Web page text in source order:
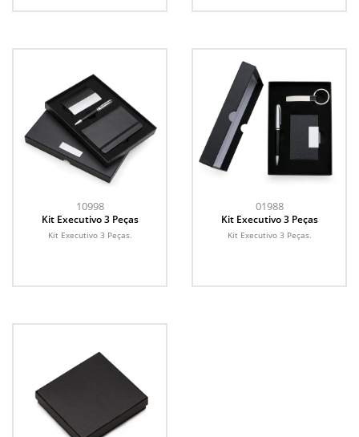
10998
Kit Executivo 3 Peças
Kit Executivo 3 Peças.
01988
Kit Executivo 3 Peças
Kit Executivo 3 Peças.